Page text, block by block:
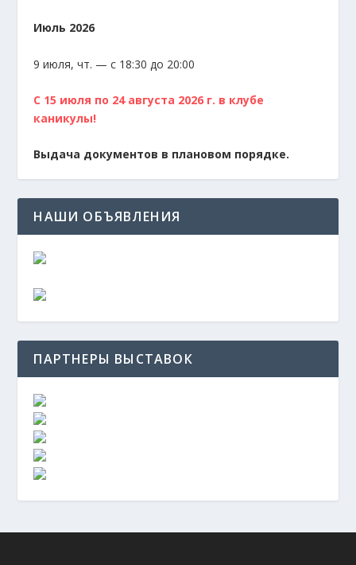
Июль 2026
9 июля, чт. — с 18:30 до 20:00
С 15 июля по 24 августа 2026 г. в клубе
каникулы!
Выдача документов в плановом порядке.
НАШИ ОБЪЯВЛЕНИЯ
ПАРТНЕРЫ ВЫСТАВОК